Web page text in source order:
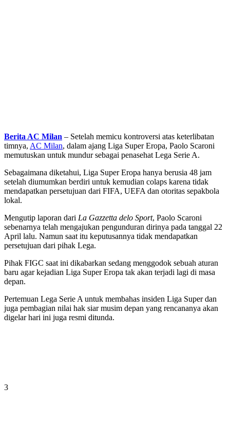
Berita AC Milan – Setelah memicu kontroversi atas keterlibatan
timnya, AC Milan, dalam ajang Liga Super Eropa, Paolo Scaroni
memutuskan untuk mundur sebagai penasehat Lega Serie A.
Sebagaimana diketahui, Liga Super Eropa hanya berusia 48 jam
setelah diumumkan berdiri untuk kemudian colaps karena tidak
mendapatkan persetujuan dari FIFA, UEFA dan otoritas sepakbola
lokal.
Mengutip laporan dari La Gazzetta delo Sport, Paolo Scaroni
sebenarnya telah mengajukan pengunduran dirinya pada tanggal 22
April lalu. Namun saat itu keputusannya tidak mendapatkan
persetujuan dari pihak Lega.
Pihak FIGC saat ini dikabarkan sedang menggodok sebuah aturan
baru agar kejadian Liga Super Eropa tak akan terjadi lagi di masa
depan.
Pertemuan Lega Serie A untuk membahas insiden Liga Super dan
juga pembagian nilai hak siar musim depan yang rencananya akan
digelar hari ini juga resmi ditunda.
3